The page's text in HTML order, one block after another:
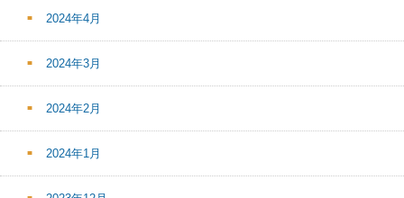
2024年4月
2024年3月
2024年2月
2024年1月